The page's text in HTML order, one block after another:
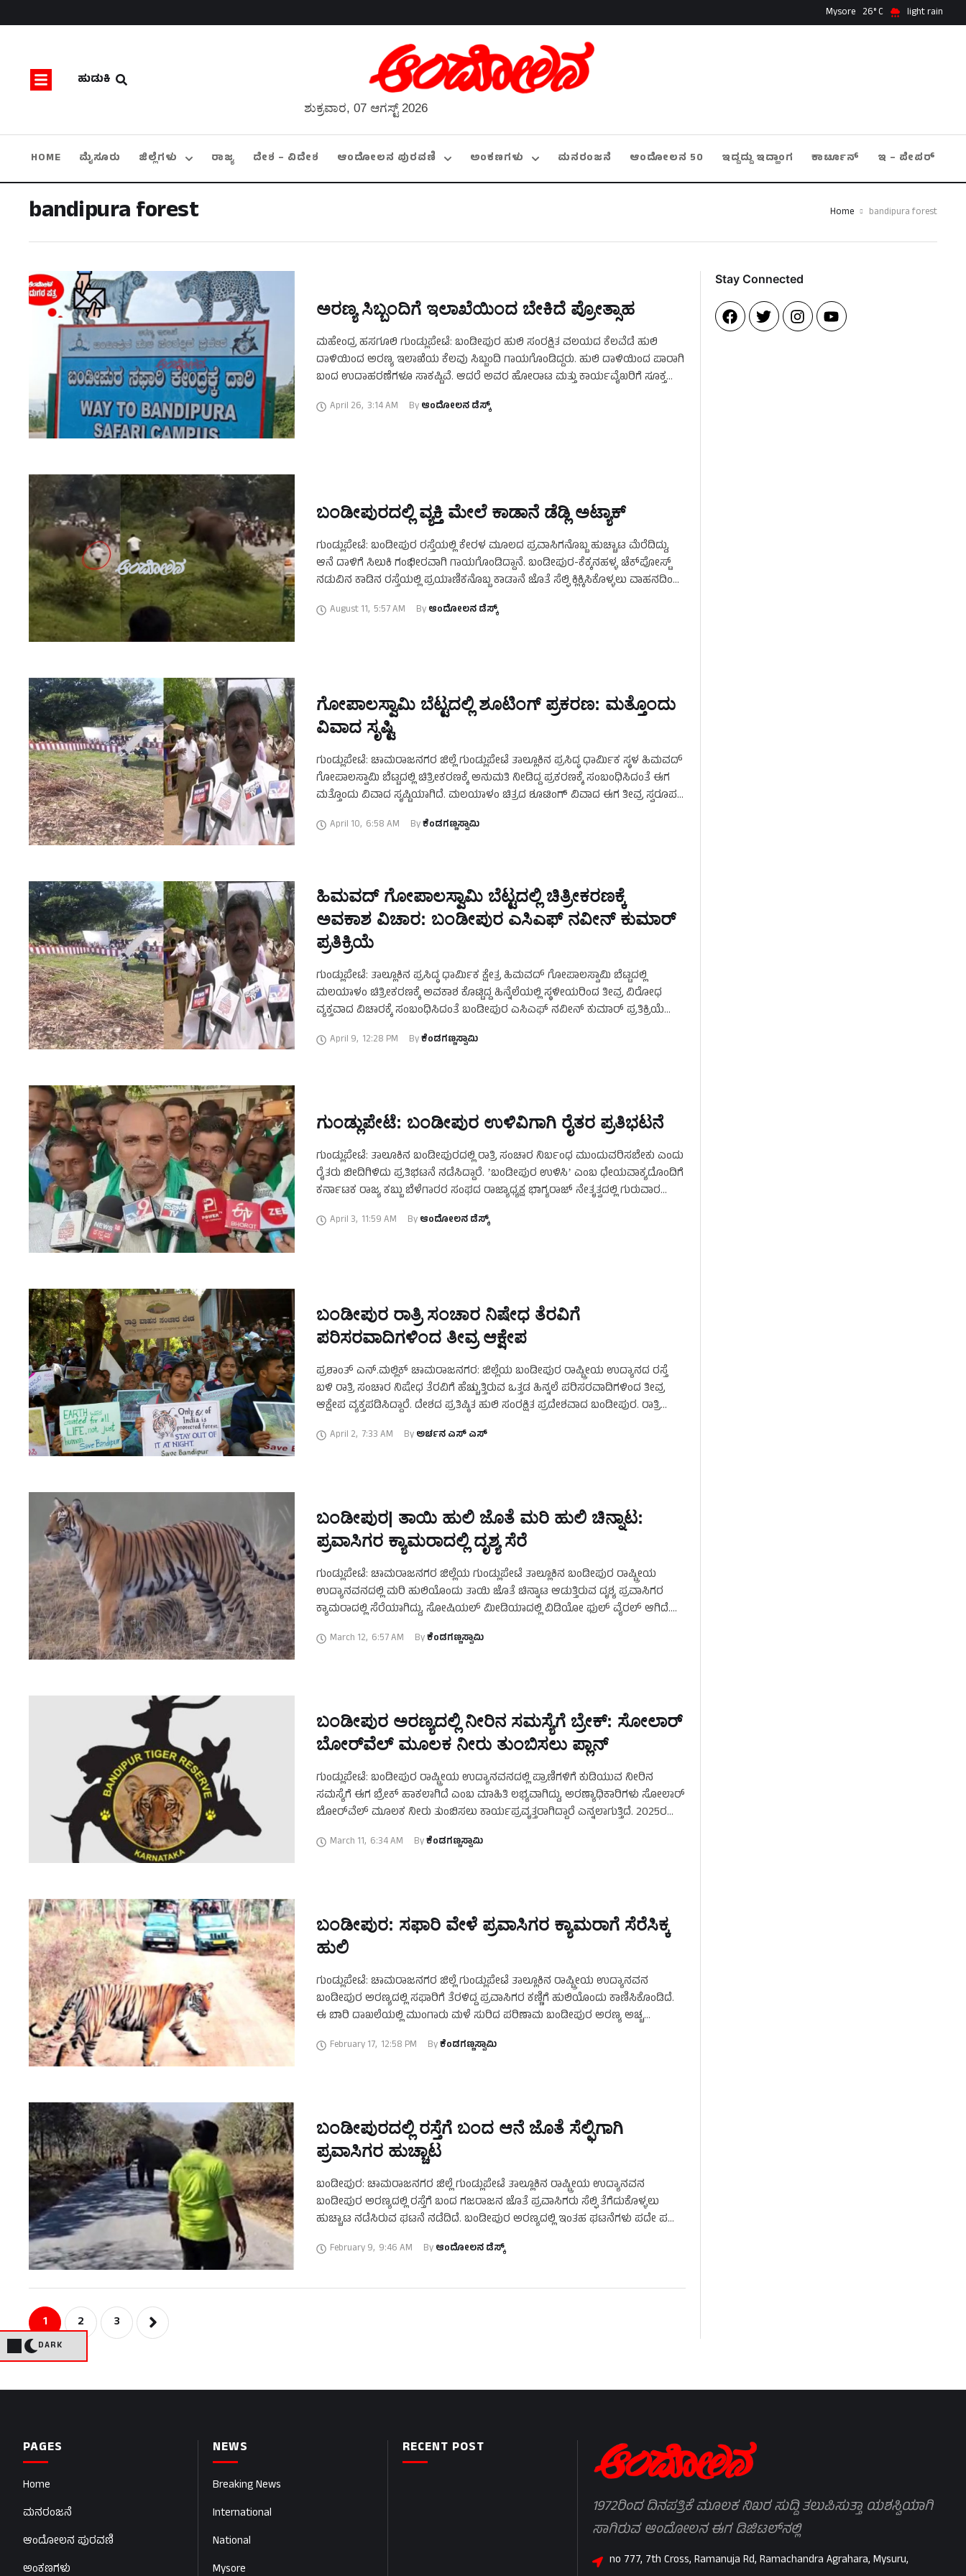
Mysore 26 light rain
ಹುಡುಕಿ
ಶುಕ್ರವಾರ, 07 ಆಗಸ್ಟ್ 2026
DARK
HOME ಮೈಸೂರು ಜಿಲ್ಲೆಗಳು ರಾಜ್ಯ ದೇಶ – ವಿದೇಶ ಆಂದೋಲನ ಪುರವಣಿ ಅಂಕಣಗಳು ಮನರಂಜನೆ ಆಂದೋಲನ 50 ಇದ್ದದ್ದು ಇದ್ಹಾಂಗ ಕಾರ್ಟೂನ್ ಇ – ಪೇಪರ್
bandipura forest Home bandipura forest
ಅರಣ್ಯ ಸಿಬ್ಬಂದಿಗೆ ಇಲಾಖೆಯಿಂದ ಬೇಕಿದೆ ಪ್ರೋತ್ಸಾಹ
ಮಹೇಂದ್ರ ಹಸಗೂಲಿ ಗುಂಡ್ಲುಪೇಟೆ: ಬಂಡೀಪುರ ಹುಲಿ ಸಂರಕ್ಷಿತ ವಲಯದ ಕೆಲವೆಡೆ ಹುಲಿ
ದಾಳಿಯಿಂದ ಅರಣ್ಯ ಇಲಾಖೆಯ ಕೆಲವು ಸಿಬ್ಬಂದಿ ಗಾಯಗೊಂಡಿದ್ದರು. ಹುಲಿ ದಾಳಿಯಿಂದ ಪಾರಾಗಿ
ಬಂದ ಉದಾಹರಣೆಗಳೂ ಸಾಕಷ್ಟಿವೆ. ಆದರೆ ಅವರ ಹೋರಾಟ ಮತ್ತು ಕಾರ್ಯವೈಖರಿಗೆ ಸೂಕ್ತ
April 26, 3:14 AM By ಆಂದೋಲನ ಡೆಸ್ಕ್
ಬಂಡೀಪುರದಲ್ಲಿ ವ್ಯಕ್ತಿ ಮೇಲೆ ಕಾಡಾನೆ ಡೆಡ್ಲಿ ಅಟ್ಯಾಕ್
ಗುಂಡ್ಲುಪೇಟೆ: ಬಂಡೀಪುರ ರಸ್ತೆಯಲ್ಲಿ ಕೇರಳ ಮೂಲದ ಪ್ರವಾಸಿಗನೊಬ್ಬ ಹುಚ್ಚಾಟ ಮೆರೆದಿದ್ದು,
ಆನೆ ದಾಳಿಗೆ ಸಿಲುಕಿ ಗಂಭೀರವಾಗಿ ಗಾಯಗೊಂಡಿದ್ದಾನೆ. ಬಂಡೀಪುರ-ಕೆಕ್ಕನಹಳ್ಳ ಚೆಕ್‌ಪೋಸ್ಟ್‌
ನಡುವಿನ ಕಾಡಿನ ರಸ್ತೆಯಲ್ಲಿ ಪ್ರಯಾಣಿಕನೊಬ್ಬ ಕಾಡಾನೆ ಜೊತೆ ಸೆಲ್ಫಿ ಕ್ಲಿಕ್ಕಿಸಿಕೊಳ್ಳಲು ವಾಹನದಿಂದ
August 11, 5:57 AM By ಆಂದೋಲನ ಡೆಸ್ಕ್
ಗೋಪಾಲಸ್ವಾಮಿ ಬೆಟ್ಟದಲ್ಲಿ ಶೂಟಿಂಗ್‌ ಪ್ರಕರಣ: ಮತ್ತೊಂದು
ವಿವಾದ ಸೃಷ್ಟಿ
ಗುಂಡ್ಲುಪೇಟೆ: ಚಾಮರಾಜನಗರ ಜಿಲ್ಲೆ ಗುಂಡ್ಲುಪೇಟೆ ತಾಲ್ಲೂಕಿನ ಪ್ರಸಿದ್ಧ ಧಾರ್ಮಿಕ ಸ್ಥಳ ಹಿಮವದ್‌
ಗೋಪಾಲಸ್ವಾಮಿ ಬೆಟ್ಟದಲ್ಲಿ ಚಿತ್ರೀಕರಣಕ್ಕೆ ಅನುಮತಿ ನೀಡಿದ್ದ ಪ್ರಕರಣಕ್ಕೆ ಸಂಬಂಧಿಸಿದಂತೆ ಈಗ
ಮತ್ತೊಂದು ವಿವಾದ ಸೃಷ್ಟಿಯಾಗಿದೆ. ಮಲಯಾಳಂ ಚಿತ್ರದ ಶೂಟಿಂಗ್‌ ವಿವಾದ ಈಗ ತೀವ್ರ ಸ್ವರೂಪ
April 10, 6:58 AM By ಕೆಂಡಗಣ್ಣಸ್ವಾಮಿ
ಹಿಮವದ್‌ ಗೋಪಾಲಸ್ವಾಮಿ ಬೆಟ್ಟದಲ್ಲಿ ಚಿತ್ರೀಕರಣಕ್ಕೆ
ಅವಕಾಶ ವಿಚಾರ: ಬಂಡೀಪುರ ಎಸಿಎಫ್‌ ನವೀನ್‌ ಕುಮಾರ್‌
ಪ್ರತಿಕ್ರಿಯೆ
ಗುಂಡ್ಲುಪೇಟೆ: ತಾಲ್ಲೂಕಿನ ಪ್ರಸಿದ್ಧ ಧಾರ್ಮಿಕ ಕ್ಷೇತ್ರ ಹಿಮವದ್‌ ಗೋಪಾಲಸ್ವಾಮಿ ಬೆಟ್ಟದಲ್ಲಿ
ಮಲಯಾಳಂ ಚಿತ್ರೀಕರಣಕ್ಕೆ ಅವಕಾಶ ಕೊಟ್ಟಿದ್ದ ಹಿನ್ನೆಲೆಯಲ್ಲಿ ಸ್ಥಳೀಯರಿಂದ ತೀವ್ರ ವಿರೋಧ
ವ್ಯಕ್ತವಾದ ವಿಚಾರಕ್ಕೆ ಸಂಬಂಧಿಸಿದಂತೆ ಬಂಡೀಪುರ ಎಸಿಎಫ್‌ ನವೀನ್‌ ಕುಮಾರ್‌ ಪ್ರತಿಕ್ರಿಯೆ
April 9, 12:28 PM By ಕೆಂಡಗಣ್ಣಸ್ವಾಮಿ
ಗುಂಡ್ಲುಪೇಟೆ: ಬಂಡೀಪುರ ಉಳಿವಿಗಾಗಿ ರೈತರ ಪ್ರತಿಭಟನೆ
ಗುಂಡ್ಲುಪೇಟೆ: ತಾಲೂಕಿನ ಬಂಡೀಪುರದಲ್ಲಿ ರಾತ್ರಿ ಸಂಚಾರ ನಿರ್ಬಂಧ ಮುಂದುವರಿಸಬೇಕು ಎಂದು
ರೈತರು ಬೀದಿಗಿಳಿದು ಪ್ರತಿಭಟನೆ ನಡೆಸಿದ್ದಾರೆ. ʼಬಂಡೀಪುರ ಉಳಿಸಿʼ ಎಂಬ ಧೇಯವಾಕ್ಯದೊಂದಿಗೆ
ಕರ್ನಾಟಕ ರಾಜ್ಯ ಕಬ್ಬು ಬೆಳೆಗಾರರ ಸಂಘದ ರಾಜ್ಯಾಧ್ಯಕ್ಷ ಭಾಗ್ಯರಾಜ್‌ ನೇತೃತ್ವದಲ್ಲಿ ಗುರುವಾರ
April 3, 11:59 AM By ಆಂದೋಲನ ಡೆಸ್ಕ್
ಬಂಡೀಪುರ ರಾತ್ರಿ ಸಂಚಾರ ನಿಷೇಧ ತೆರವಿಗೆ
ಪರಿಸರವಾದಿಗಳಿಂದ ತೀವ್ರ ಆಕ್ಷೇಪ
ಪ್ರಶಾಂತ್‌ ಎನ್‌.ಮಲ್ಲಿಕ್‌ ಚಾಮರಾಜನಗರ: ಜಿಲ್ಲೆಯ ಬಂಡೀಪುರ ರಾಷ್ಟ್ರೀಯ ಉದ್ಯಾನದ ರಸ್ತೆ
ಬಳಿ ರಾತ್ರಿ ಸಂಚಾರ ನಿಷೇಧ ತೆರವಿಗೆ ಹೆಚ್ಚುತ್ತಿರುವ ಒತ್ತಡ ಹಿನ್ನಲೆ ಪರಿಸರವಾದಿಗಳಿಂದ ತೀವ್ರ
ಆಕ್ಷೇಪ ವ್ಯಕ್ತಪಡಿಸಿದ್ದಾರೆ. ದೇಶದ ಪ್ರತಿಷ್ಠಿತ ಹುಲಿ ಸಂರಕ್ಷಿತ ಪ್ರದೇಶವಾದ ಬಂಡೀಪುರ. ರಾತ್ರಿ
April 2, 7:33 AM By ಅರ್ಚನ ಎಸ್‌ ಎಸ್
ಬಂಡೀಪುರ| ತಾಯಿ ಹುಲಿ ಜೊತೆ ಮರಿ ಹುಲಿ ಚಿನ್ನಾಟ:
ಪ್ರವಾಸಿಗರ ಕ್ಯಾಮರಾದಲ್ಲಿ ದೃಶ್ಯ ಸೆರೆ
ಗುಂಡ್ಲುಪೇಟೆ: ಚಾಮರಾಜನಗರ ಜಿಲ್ಲೆಯ ಗುಂಡ್ಲುಪೇಟೆ ತಾಲ್ಲೂಕಿನ ಬಂಡೀಪುರ ರಾಷ್ಟ್ರೀಯ
ಉದ್ಯಾನವನದಲ್ಲಿ ಮರಿ ಹುಲಿಯೊಂದು ತಾಯಿ ಜೊತೆ ಚಿನ್ನಾಟ ಆಡುತ್ತಿರುವ ದೃಶ್ಯ ಪ್ರವಾಸಿಗರ
ಕ್ಯಾಮರಾದಲ್ಲಿ ಸೆರೆಯಾಗಿದ್ದು, ಸೋಷಿಯಲ್‌ ಮೀಡಿಯಾದಲ್ಲಿ ವಿಡಿಯೋ ಫುಲ್‌ ವೈರಲ್‌ ಆಗಿದೆ.
March 12, 6:57 AM By ಕೆಂಡಗಣ್ಣಸ್ವಾಮಿ
ಬಂಡೀಪುರ ಅರಣ್ಯದಲ್ಲಿ ನೀರಿನ ಸಮಸ್ಯೆಗೆ ಬ್ರೇಕ್: ಸೋಲಾರ್‌
ಬೋರ್‌ವೆಲ್‌ ಮೂಲಕ ನೀರು ತುಂಬಿಸಲು ಪ್ಲಾನ್‌
ಗುಂಡ್ಲುಪೇಟೆ: ಬಂಡೀಪುರ ರಾಷ್ಟ್ರೀಯ ಉದ್ಯಾನವನದಲ್ಲಿ ಪ್ರಾಣಿಗಳಿಗೆ ಕುಡಿಯುವ ನೀರಿನ
ಸಮಸ್ಯೆಗೆ ಈಗ ಬ್ರೇಕ್‌ ಹಾಕಲಾಗಿದೆ ಎಂಬ ಮಾಹಿತಿ ಲಭ್ಯವಾಗಿದ್ದು, ಅರಣ್ಯಾಧಿಕಾರಿಗಳು ಸೋಲಾರ್
ಬೋರ್‌ವೆಲ್‌ ಮೂಲಕ ನೀರು ತುಂಬಿಸಲು ಕಾರ್ಯಪ್ರವೃತ್ತರಾಗಿದ್ದಾರೆ ಎನ್ನಲಾಗುತ್ತಿದೆ. 2025ರ
March 11, 6:34 AM By ಕೆಂಡಗಣ್ಣಸ್ವಾಮಿ
ಬಂಡೀಪುರ: ಸಫಾರಿ ವೇಳೆ ಪ್ರವಾಸಿಗರ ಕ್ಯಾಮರಾಗೆ ಸೆರೆಸಿಕ್ಕ
ಹುಲಿ
ಗುಂಡ್ಲುಪೇಟೆ: ಚಾಮರಾಜನಗರ ಜಿಲ್ಲೆ ಗುಂಡ್ಲುಪೇಟೆ ತಾಲ್ಲೂಕಿನ ರಾಷ್ಟ್ರೀಯ ಉದ್ಯಾನವನ
ಬಂಡೀಪುರ ಅರಣ್ಯದಲ್ಲಿ ಸಫಾರಿಗೆ ತೆರಳಿದ್ದ ಪ್ರವಾಸಿಗರ ಕಣ್ಣಿಗೆ ಹುಲಿಯೊಂದು ಕಾಣಿಸಿಕೊಂಡಿದೆ.
ಈ ಬಾರಿ ದಾಖಲೆಯಲ್ಲಿ ಮುಂಗಾರು ಮಳೆ ಸುರಿದ ಪರಿಣಾಮ ಬಂಡೀಪುರ ಅರಣ್ಯ ಅಚ್ಚ
February 17, 12:58 PM By ಕೆಂಡಗಣ್ಣಸ್ವಾಮಿ
ಬಂಡೀಪುರದಲ್ಲಿ ರಸ್ತೆಗೆ ಬಂದ ಆನೆ ಜೊತೆ ಸೆಲ್ಫಿಗಾಗಿ
ಪ್ರವಾಸಿಗರ ಹುಚ್ಚಾಟ
ಬಂಡೀಪುರ: ಚಾಮರಾಜನಗರ ಜಿಲ್ಲೆ ಗುಂಡ್ಲುಪೇಟೆ ತಾಲ್ಲೂಕಿನ ರಾಷ್ಟ್ರೀಯ ಉದ್ಯಾನವನ
ಬಂಡೀಪುರ ಅರಣ್ಯದಲ್ಲಿ ರಸ್ತೆಗೆ ಬಂದ ಗಜರಾಜನ ಜೊತೆ ಪ್ರವಾಸಿಗರು ಸೆಲ್ಫಿ ತೆಗೆದುಕೊಳ್ಳಲು
ಹುಚ್ಚಾಟ ನಡೆಸಿರುವ ಘಟನೆ ನಡೆದಿದೆ. ಬಂಡೀಪುರ ಅರಣ್ಯದಲ್ಲಿ ಇಂತಹ ಘಟನೆಗಳು ಪದೇ ಪದೇ
February 9, 9:46 AM By ಆಂದೋಲನ ಡೆಸ್ಕ್
1 2 3
Stay Connected​
PAGES
Home
ಮನರಂಜನೆ
ಆಂದೋಲನ ಪುರವಣಿ
ಅಂಕಣಗಳು
NEWS
Breaking News
International
National
Mysore
RECENT POST
1972ರಿಂದ ದಿನಪತ್ರಿಕೆ ಮೂಲಕ ನಿಖರ ಸುದ್ದಿ ತಲುಪಿಸುತ್ತಾ ಯಶಸ್ವಿಯಾಗಿ
ಸಾಗಿರುವ ಆಂದೋಲನ ಈಗ ಡಿಜಿಟಲ್‌ನಲ್ಲಿ
no 777, 7th Cross, Ramanuja Rd, Ramachandra Agrahara, Mysuru,